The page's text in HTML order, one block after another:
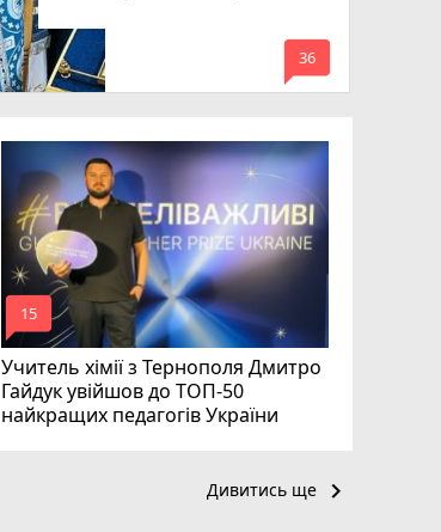
mode_comment
36
Учитель хімії з Тернополя Дмитро
Гайдук увійшов до ТОП-50
найкращих педагогів України
mode_comment
15
Дивитись ще keyboard_arrow_right